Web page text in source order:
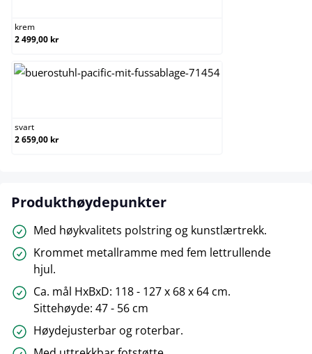
krem
2 499,00 kr
svart
2 659,00 kr
Produkthøydepunkter
Med høykvalitets polstring og kunstlærtrekk.
Krommet metallramme med fem lettrullende
hjul.
Ca. mål HxBxD: 118 - 127 x 68 x 64 cm.
Sittehøyde: 47 - 56 cm
Høydejusterbar og roterbar.